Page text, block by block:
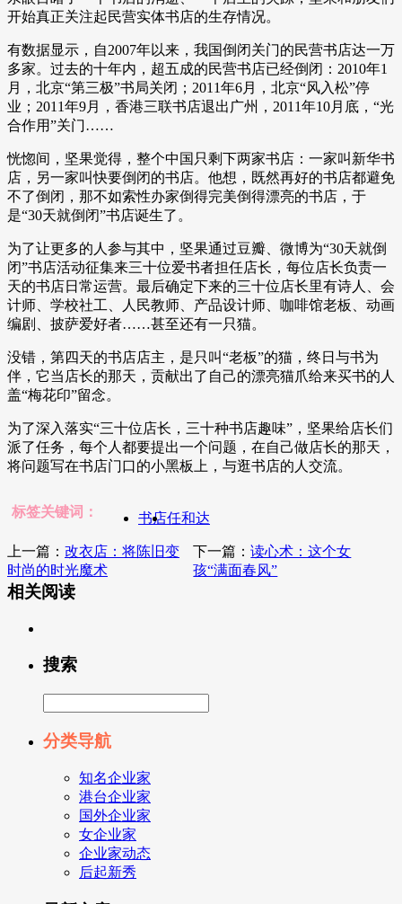
开始真正关注起民营实体书店的生存情况。
有数据显示，自2007年以来，我国倒闭关门的民营书店达一万
多家。过去的十年内，超五成的民营书店已经倒闭：2010年1
月，北京“第三极”书局关闭；2011年6月，北京“风入松”停
业；2011年9月，香港三联书店退出广州，2011年10月底，“光
合作用”关门……
恍惚间，坚果觉得，整个中国只剩下两家书店：一家叫新华书
店，另一家叫快要倒闭的书店。他想，既然再好的书店都避免
不了倒闭，那不如索性办家倒得完美倒得漂亮的书店，于
是“30天就倒闭”书店诞生了。
为了让更多的人参与其中，坚果通过豆瓣、微博为“30天就倒
闭”书店活动征集来三十位爱书者担任店长，每位店长负责一
天的书店日常运营。最后确定下来的三十位店长里有诗人、会
计师、学校社工、人民教师、产品设计师、咖啡馆老板、动画
编剧、披萨爱好者……甚至还有一只猫。
没错，第四天的书店店主，是只叫“老板”的猫，终日与书为
伴，它当店长的那天，贡献出了自己的漂亮猫爪给来买书的人
盖“梅花印”留念。
为了深入落实“三十位店长，三十种书店趣味”，坚果给店长们
派了任务，每个人都要提出一个问题，在自己做店长的那天，
将问题写在书店门口的小黑板上，与逛书店的人交流。
标签关键词： 书店任和达
上一篇： 改衣店：将陈旧变
时尚的时光魔术
下一篇：读心术：这个女
孩“满面春风”
相关阅读
搜索
分类导航
知名企业家
港台企业家
国外企业家
女企业家
企业家动态
后起新秀